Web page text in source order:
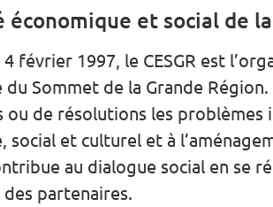
économique et social de la
février 1997, le CESGR est
du Sommet de la Grande
ou de résolutions les
social et culturel et à
au dialogue social en se
partenaires.